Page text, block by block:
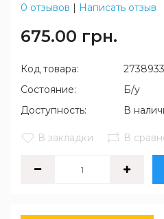
0 отзывов | Написать отзыв
675.00 грн.
Код товара:
Состояние:
Б/у
Доступность:
В
В закладки В